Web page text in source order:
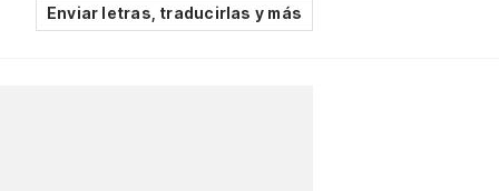
Enviar letras, traducirlas y más